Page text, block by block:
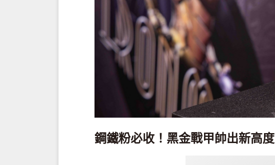
鋼鐵粉必收！黑金戰甲帥出新高度